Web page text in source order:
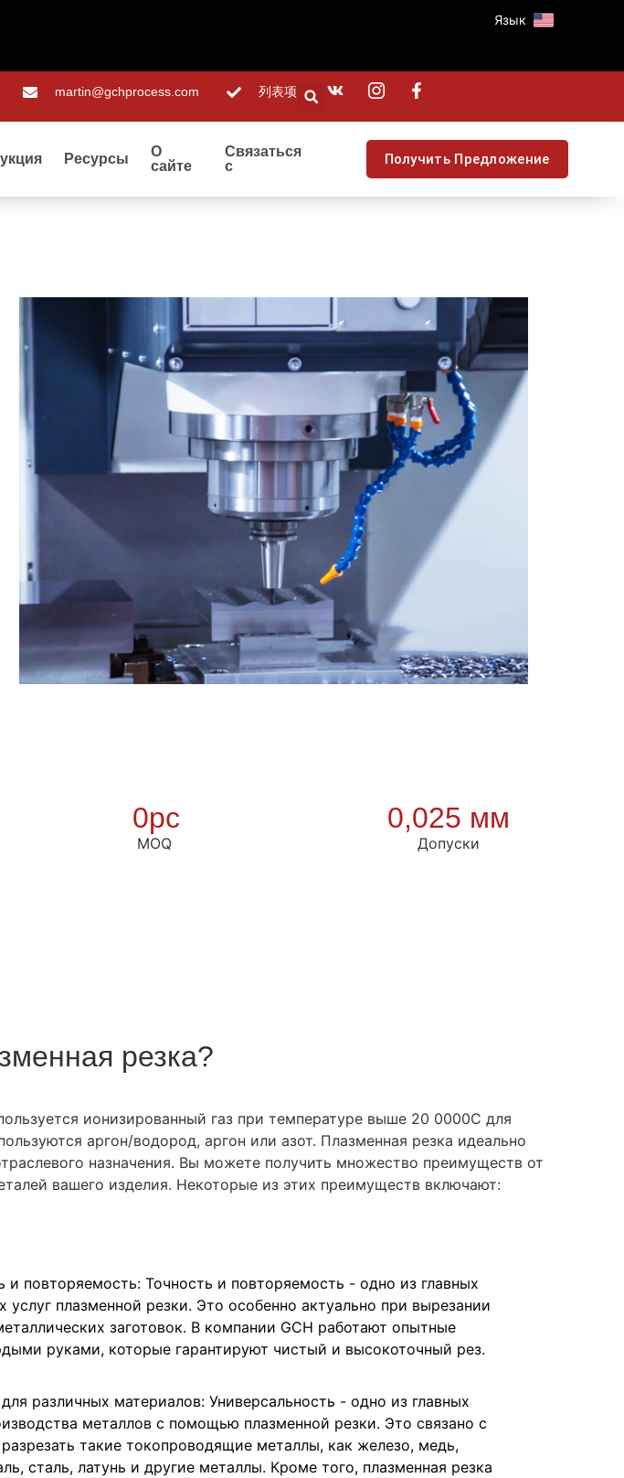
Язык
martin@gchprocess.com 列表项
Ресурсы
О
сайте
Связаться
с
Получить Предложение
0pc
MOQ
0,025 мм
Допуски
резка?
ионизированный газ при температуре выше 20 0000C для
аргон/водород, аргон или азот. Плазменная резка идеально
назначения. Вы можете получить множество преимуществ от
вашего изделия. Некоторые из этих преимуществ включают:
и повторяемость: Точность и повторяемость - одно из главных
услуг плазменной резки. Это особенно актуально при вырезании
заготовок. В компании GCH работают опытные
руками, которые гарантируют чистый и высокоточный рез.
различных материалов: Универсальность - одно из главных
металлов с помощью плазменной резки. Это связано с
такие токопроводящие металлы, как железо, медь,
сталь, латунь и другие металлы. Кроме того, плазменная резка